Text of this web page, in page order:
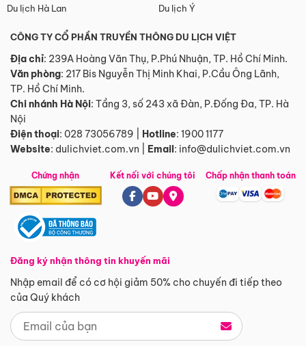
Du lịch Hà Lan
Du lịch Ý
CÔNG TY CỔ PHẦN TRUYỀN THÔNG DU LỊCH VIỆT
Địa chỉ: 239A Hoàng Văn Thụ, P.Phú Nhuận, TP. Hồ Chí Minh.
Văn phòng: 217 Bis Nguyễn Thị Minh Khai, P.Cầu Ông Lãnh,
TP. Hồ Chí Minh.
Chi nhánh Hà Nội: Tầng 3, số 243 xã Đàn, P.Đống Đa, TP. Hà
Nội
Điện thoại: 028 73056789 Hotline: 1900 1177
Website: dulichviet.com.vn Email: info@dulichviet.com.vn
Chứng nhận
Đăng ký nhận thông tin khuyến mãi
Nhập email để có cơ hội giảm 50% cho chuyến đi tiếp theo
của Quý khách
Kết nối với chúng tôi Chấp nhận thanh toán